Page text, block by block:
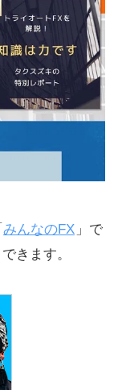
みんなのFX 」で
きます。